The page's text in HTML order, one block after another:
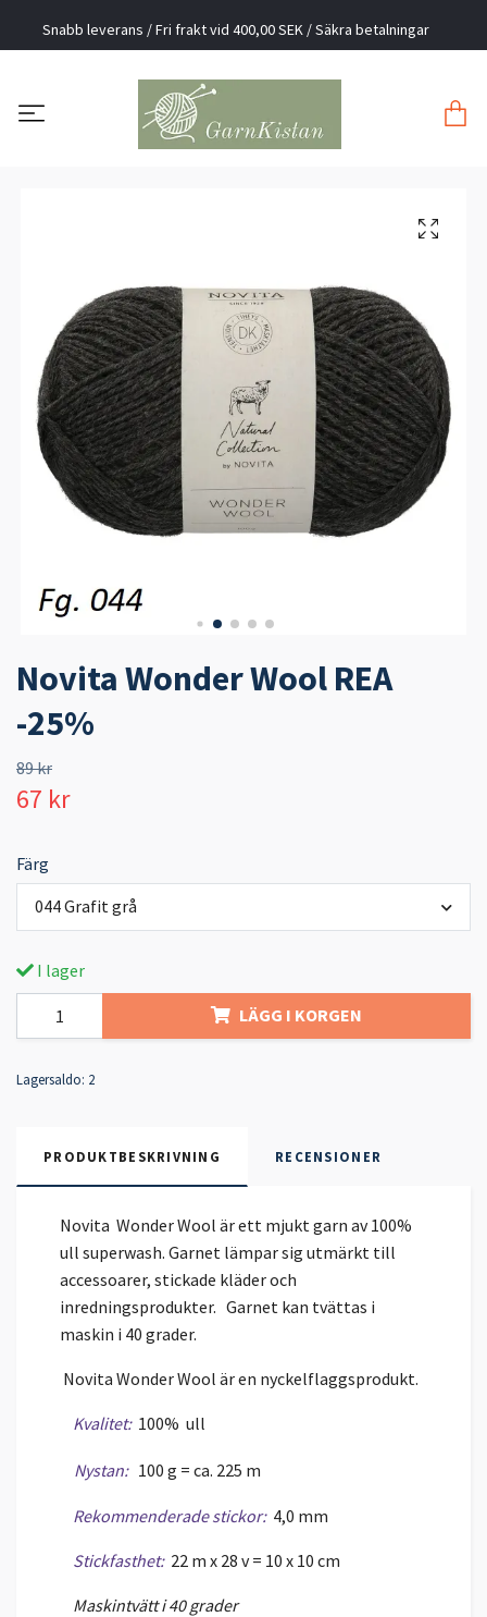
Snabb leverans / Fri frakt vid 400,00 SEK / Säkra betalningar
Novita Wonder Wool REA
-25%
89 kr
67 kr
Färg
044 Grafit grå
I lager
LÄGG I KORGEN
Lagersaldo: 2
PRODUKTBESKRIVNING RECENSIONER
Novita Wonder Wool är ett mjukt garn av 100%
ull superwash. Garnet lämpar sig utmärkt till
accessoarer, stickade kläder och
inredningsprodukter. Garnet kan tvättas i
maskin i 40 grader.
Novita Wonder Wool är en nyckelflaggsprodukt.
Kvalitet: 100% ull
Nystan:100 g = ca. 225 m
Rekommenderade stickor: 4,0 mm
Stickfasthet: 22 m x 28 v = 10 x 10 cm
Maskintvätt i 40 grader